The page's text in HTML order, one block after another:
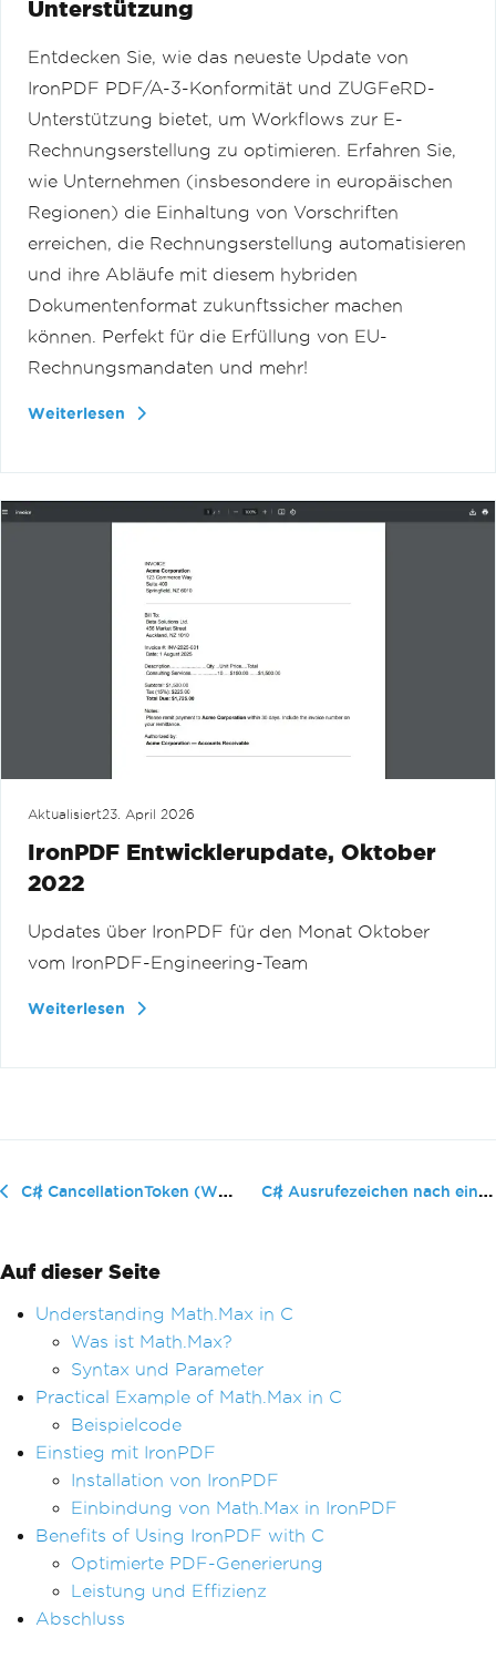
Unterstützung
Entdecken Sie, wie das neueste Update von
IronPDF PDF/A-3-Konformität und ZUGFeRD-
Unterstützung bietet, um Workflows zur E-
Rechnungserstellung zu optimieren. Erfahren Sie,
wie Unternehmen (insbesondere in europäischen
Regionen) die Einhaltung von Vorschriften
erreichen, die Rechnungserstellung automatisieren
und ihre Abläufe mit diesem hybriden
Dokumentenformat zukunftssicher machen
können. Perfekt für die Erfüllung von EU-
Rechnungsmandaten und mehr!
Weiterlesen
Aktualisiert23. April 2026
IronPDF Entwicklerupdate, Oktober
2022
Updates über IronPDF für den Monat Oktober
vom IronPDF-Engineering-Team
Weiterlesen
C# CancellationToken (Wie es für Entwickler funktioniert) C# Ausrufezeichen nach einer Variab...
Auf dieser Seite
Understanding Math.Max in C
Was ist Math.Max?
Syntax und Parameter
Practical Example of Math.Max in C
Beispielcode
Einstieg mit IronPDF
Installation von IronPDF
Einbindung von Math.Max in IronPDF
Benefits of Using IronPDF with C
Optimierte PDF-Generierung
Leistung und Effizienz
Abschluss